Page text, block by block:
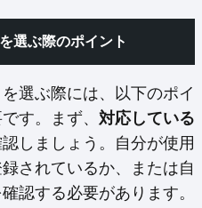
選ぶ際のポイント
選ぶ際には、以下のポイ
す。まず、 対応している
認しましょう。自分が使用
されているか、または自
認する必要があります。